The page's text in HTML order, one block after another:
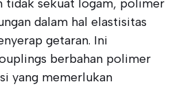
tidak sekuat logam, polimer
dalam hal elastisitas
getaran. Ini
berbahan polimer
yang memerlukan